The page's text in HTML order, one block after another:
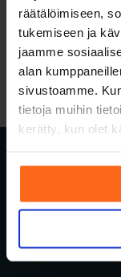
räätälöimiseen,
tukemiseen ja
jaamme
alan
sivustoamme.
tietoja muihin
kerätty, kun olet